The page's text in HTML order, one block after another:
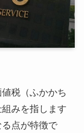
税（ふかかち
みを指します
点が特徴で